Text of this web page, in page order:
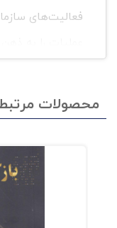
فعالیت‌های
تعمق دقیق‌تر به
اطلاعات همانا
نسبت‌به
آن‌چه به‌صورت
به‌مدد فناوری
محصولات